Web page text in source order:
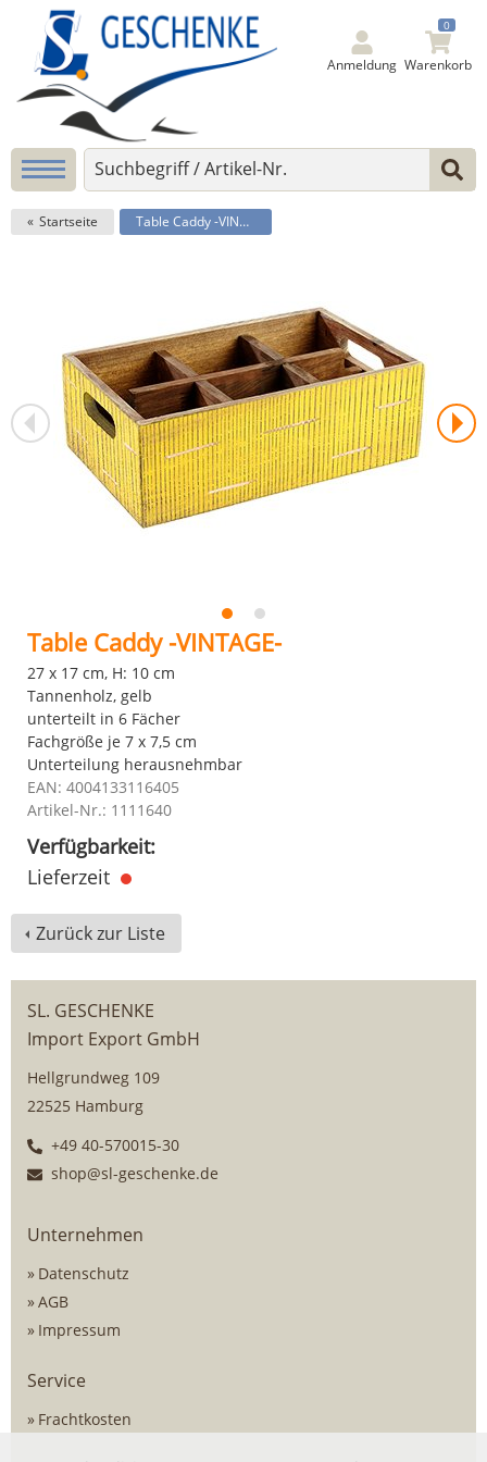
Anmeldung
0
Warenkorb
Startseite Table Caddy -VINTAGE-
Table Caddy -VINTAGE-
27 x 17 cm, H: 10 cm
Tannenholz, gelb
unterteilt in 6 Fächer
Fachgröße je 7 x 7,5 cm
Unterteilung herausnehmbar
EAN: 4004133116405
Artikel-Nr.: 1111640
Verfügbarkeit:
Lieferzeit
Zurück zur Liste
SL. GESCHENKE
Import Export GmbH
Hellgrundweg 109
22525 Hamburg
+49 40-570015-30
shop@sl-geschenke.de
Unternehmen
Datenschutz
AGB
Impressum
Service
Frachtkosten